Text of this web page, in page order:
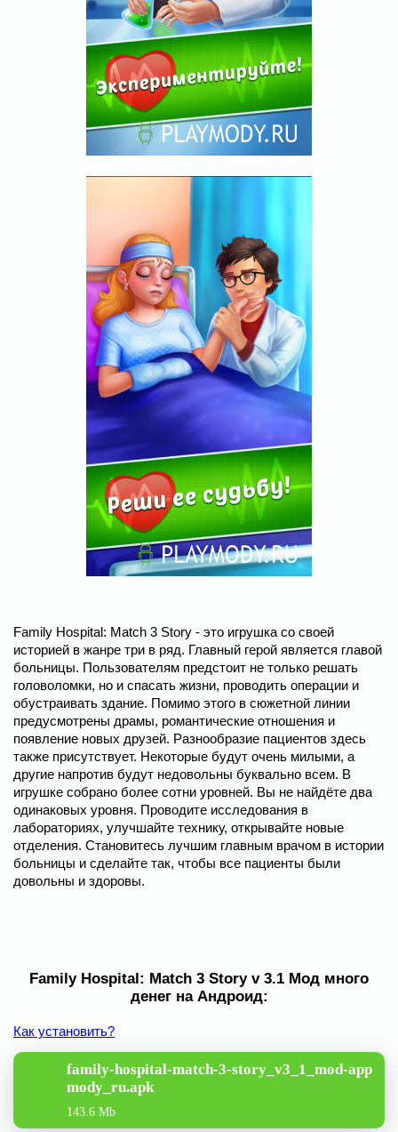
Family Hospital: Match 3 Story - это игрушка со своей
историей в жанре три в ряд. Главный герой является главой
больницы. Пользователям предстоит не только решать
головоломки, но и спасать жизни, проводить операции и
обустраивать здание. Помимо этого в сюжетной линии
предусмотрены драмы, романтические отношения и
появление новых друзей. Разнообразие пациентов здесь
также присутствует. Некоторые будут очень милыми, а
другие напротив будут недовольны буквально всем. В
игрушке собрано более сотни уровней. Вы не найдёте два
одинаковых уровня. Проводите исследования в
лабораториях, улучшайте технику, открывайте новые
отделения. Становитесь лучшим главным врачом в истории
больницы и сделайте так, чтобы все пациенты были
довольны и здоровы.
Family Hospital: Match 3 Story v 3.1 Мод много
денег на Андроид:
Как установить?
family-hospital-match-3-story_v3_1_mod-app
mody_ru.apk
143.6 Mb